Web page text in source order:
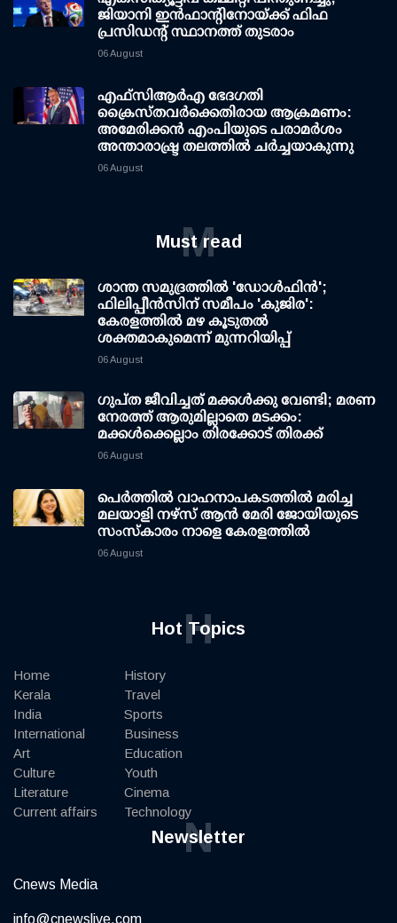
ജിയാനി ഇന്‍ഫാന്റിനോയ്ക്ക് ഫിഫ
പ്രസിഡന്റ് സ്ഥാനത്ത് തുടരാം
06 August
എഫ്‌സി‌ആര്‍‌എ ഭേദഗതി
ക്രൈസ്തവർക്കെതിരായ ആക്രമണം:
അമേരിക്കൻ എംപിയുടെ പരാമർശം
അന്താരാഷ്ട്ര തലത്തിൽ ചർച്ചയാകുന്നു
06 August
Must read
M
ശാന്ത സമുദ്രത്തില്‍ 'ഡോള്‍ഫിന്‍';
ഫിലിപ്പീന്‍സിന് സമീപം 'കുജിര':
കേരളത്തില്‍ മഴ കൂടുതല്‍
ശക്തമാകുമെന്ന് മുന്നറിയിപ്പ്
06 August
ഗുപ്ത ജീവിച്ചത് മക്കള്‍ക്കു വേണ്ടി; മരണ
നേരത്ത് ആരുമില്ലാതെ മടക്കം:
മക്കള്‍ക്കെല്ലാം തിരക്കോട് തിരക്ക്
06 August
പെർത്തിൽ വാഹനാപകടത്തിൽ മരിച്ച
മലയാളി നഴ്സ് ആൻ മേരി ജോയിയുടെ
സംസ്കാരം നാളെ കേരളത്തിൽ
06 August
Hot Topics
H
Home
Kerala
India
International
Art
Culture
Literature
Current affairs
History
Travel
Sports
Business
Education
Youth
Cinema
Technology
Newsletter
N
Cnews Media
info@cnewslive.com